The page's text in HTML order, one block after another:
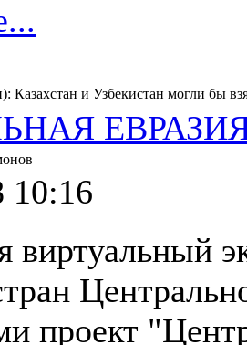
Казахстан и Узбекистан могли бы
10:16
виртуальный
проект